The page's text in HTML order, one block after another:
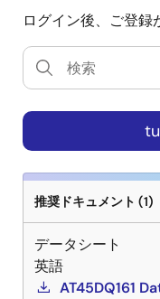
ログイン後、ご登録
推奨ドキュメント (1)
データシート
英語
AT45DQ161